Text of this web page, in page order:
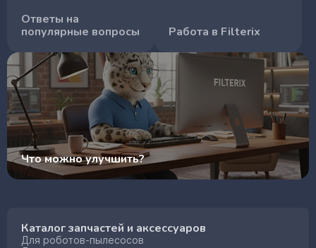
Ответы на
популярные вопросы
Работа в Filterix
Что можно улучшить?
Каталог запчастей и аксессуаров
Для роботов-пылесосов